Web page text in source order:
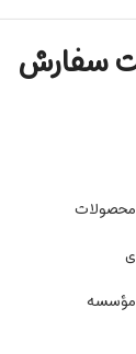
سفارش
محصولات
مؤسسه